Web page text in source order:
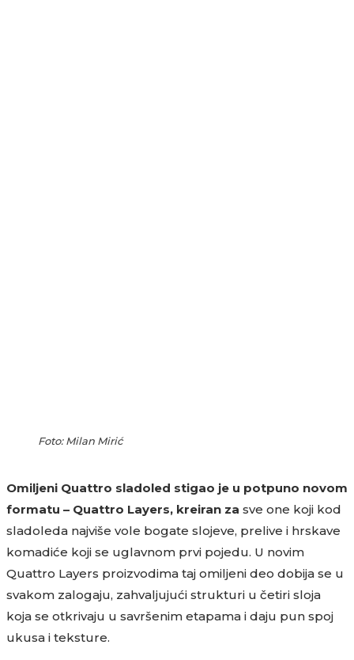
Foto: Milan Mirić
Omiljeni Quattro sladoled stigao je u potpuno novom
formatu – Quattro Layers, kreiran za sve one koji kod
sladoleda najviše vole bogate slojeve, prelive i hrskave
komadiće koji se uglavnom prvi pojedu. U novim
Quattro Layers proizvodima taj omiljeni deo dobija se u
svakom zalogaju, zahvaljujući strukturi u četiri sloja
koja se otkrivaju u savršenim etapama i daju pun spoj
ukusa i teksture.